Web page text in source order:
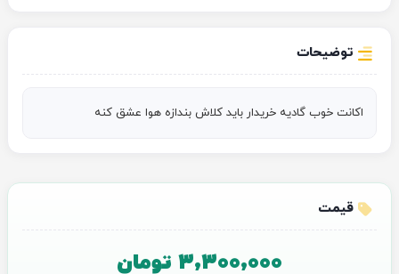
توضیحات
اکانت خوب گادیه خریدار باید کلاش بندازه هوا عشق کنه
قیمت
3,300,000 تومان